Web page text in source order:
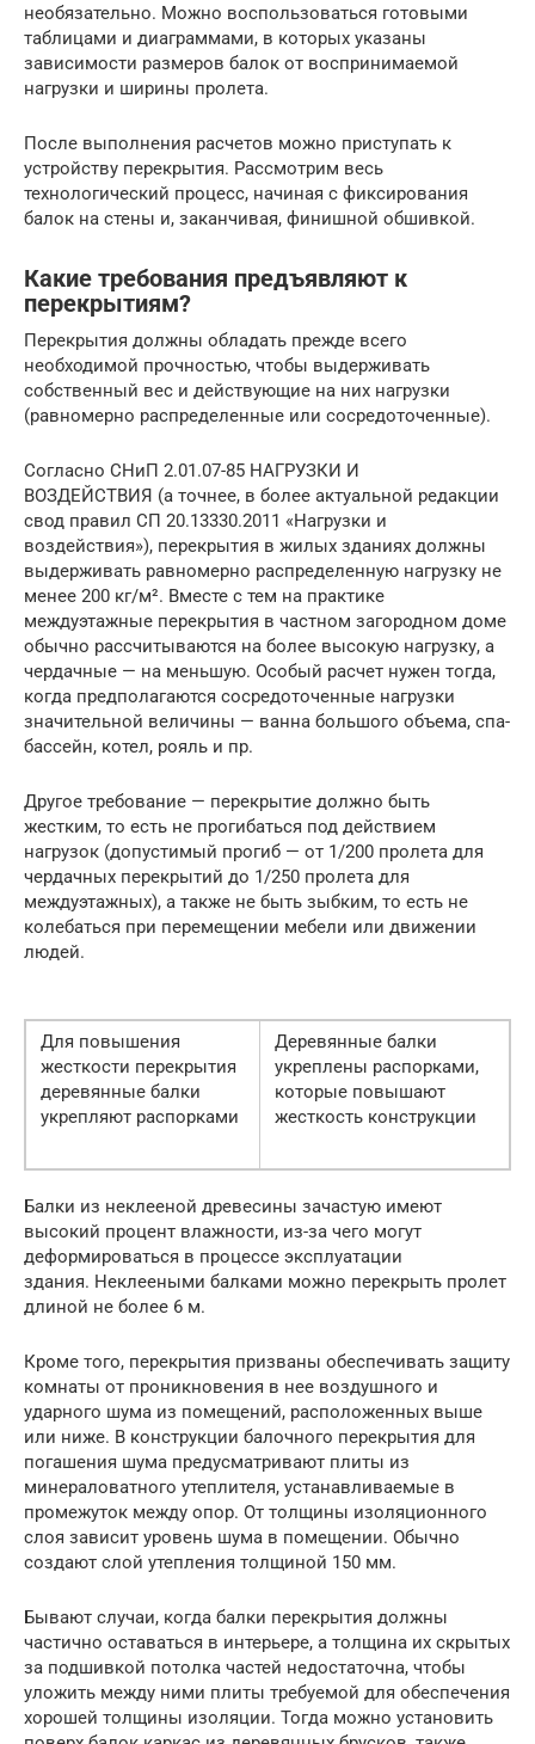
необязательно. Можно воспользоваться готовыми
таблицами и диаграммами, в которых указаны
зависимости размеров балок от воспринимаемой
нагрузки и ширины пролета.
После выполнения расчетов можно приступать к
устройству перекрытия. Рассмотрим весь
технологический процесс, начиная с фиксирования
балок на стены и, заканчивая, финишной обшивкой.
Какие требования предъявляют к
перекрытиям?
Перекрытия должны обладать прежде всего
необходимой прочностью, чтобы выдерживать
собственный вес и действующие на них нагрузки
(равномерно распределенные или сосредоточенные).
Согласно СНиП 2.01.07-85 НАГРУЗКИ И
ВОЗДЕЙСТВИЯ (а точнее, в более актуальной редакции
свод правил СП 20.13330.2011 «Нагрузки и
воздействия»), перекрытия в жилых зданиях должны
выдерживать равномерно распределенную нагрузку не
менее 200 кг/м². Вместе с тем на практике
междуэтажные перекрытия в частном загородном доме
обычно рассчитываются на более высокую нагрузку, а
чердачные — на меньшую. Особый расчет нужен тогда,
когда предполагаются сосредоточенные нагрузки
значительной величины — ванна большого объема, спа-
бассейн, котел, рояль и пр.
Другое требование — перекрытие должно быть
жестким, то есть не прогибаться под действием
нагрузок (допустимый прогиб — от 1/200 пролета для
чердачных перекрытий до 1/250 пролета для
междуэтажных), а также не быть зыбким, то есть не
колебаться при перемещении мебели или движении
людей.
Для повышения
жесткости перекрытия
деревянные балки
укрепляют распорками
Деревянные балки
укреплены распорками,
которые повышают
жесткость конструкции
Балки из неклееной древесины зачастую имеют
высокий процент влажности, из-за чего могут
деформироваться в процессе эксплуатации
здания. Неклееными балками можно перекрыть пролет
длиной не более 6 м.
Кроме того, перекрытия призваны обеспечивать защиту
комнаты от проникновения в нее воздушного и
ударного шума из помещений, расположенных выше
или ниже. В конструкции балочного перекрытия для
погашения шума предусматривают плиты из
минераловатного утеплителя, устанавливаемые в
промежуток между опор. От толщины изоляционного
слоя зависит уровень шума в помещении. Обычно
создают слой утепления толщиной 150 мм.
Бывают случаи, когда балки перекрытия должны
частично оставаться в интерьере, а толщина их скрытых
за подшивкой потолка частей недостаточна, чтобы
уложить между ними плиты требуемой для обеспечения
хорошей толщины изоляции. Тогда можно установить